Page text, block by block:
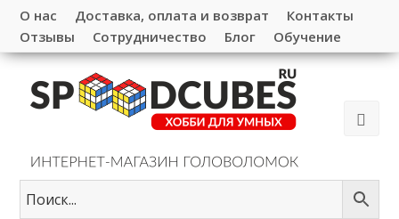
О нас Доставка, оплата и возврат
Контакты
Отзывы
Сотрудничество Блог Обучение